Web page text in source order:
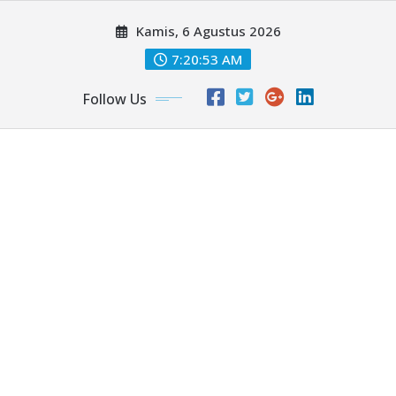
Kamis, 6 Agustus 2026
7:20:55 AM
Follow Us